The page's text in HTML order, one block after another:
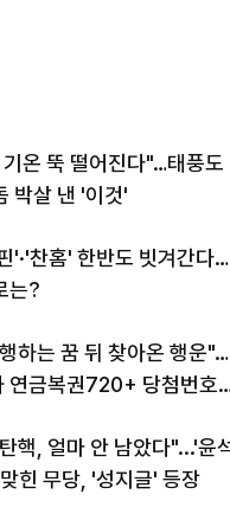
온 뚝 떨어진다"…태풍도
박살 낸 '이것'
'·'찬홈' 한반도 빗겨간다…
는?
하는 꿈 뒤 찾아온 행운"…
연금복권720+ 당첨번호
핵, 얼마 안 남았다"...'윤
힌 무당, '성지글' 등장